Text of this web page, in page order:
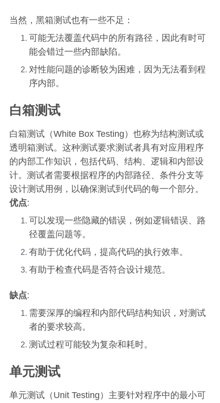
当然，黑箱测试也有一些不足：
可能无法覆盖代码中的所有路径，因此有时可
能会错过一些内部缺陷。
对性能问题的诊断较为困难，因为无法看到程
序内部。
白箱测试
白箱测试（White Box Testing）也称为结构测试或
透明箱测试。这种测试要求测试者具有对应用程序
的内部工作知识，包括代码、结构、逻辑和内部设
计。测试者需要根据程序的内部路径、条件分支等
设计测试用例，以确保测试到代码的每一个部分。
优点:
可以发现一些隐藏的错误，例如逻辑错误、路
径覆盖问题等。
有助于优化代码，提高代码的执行效率。
有助于检查代码是否符合设计规范。
缺点:
需要深厚的编程和内部代码结构知识，对测试
者的要求较高。
测试过程可能较为复杂和耗时。
单元测试
单元测试（Unit Testing）主要针对程序中的最小可